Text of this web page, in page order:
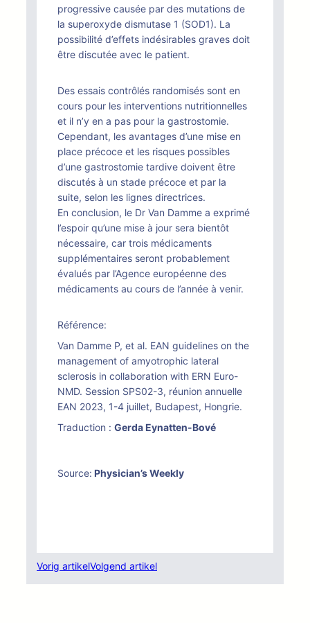
progressive causée par des mutations de
la superoxyde dismutase 1 (SOD1). La
possibilité d’effets indésirables graves doit
être discutée avec le patient.
Des essais contrôlés randomisés sont en
cours pour les interventions nutritionnelles
et il n’y en a pas pour la gastrostomie.
Cependant, les avantages d’une mise en
place précoce et les risques possibles
d’une gastrostomie tardive doivent être
discutés à un stade précoce et par la
suite, selon les lignes directrices.
En conclusion, le Dr Van Damme a exprimé
l’espoir qu’une mise à jour sera bientôt
nécessaire, car trois médicaments
supplémentaires seront probablement
évalués par l’Agence européenne des
médicaments au cours de l’année à venir.
Référence:
Van Damme P, et al. EAN guidelines on the
management of amyotrophic lateral
sclerosis in collaboration with ERN Euro-
NMD. Session SPS02-3, réunion annuelle
EAN 2023, 1-4 juillet, Budapest, Hongrie.
Traduction : Gerda Eynatten-Bové
Source: Physician’s Weekly
Vorig artikelVolgend artikel